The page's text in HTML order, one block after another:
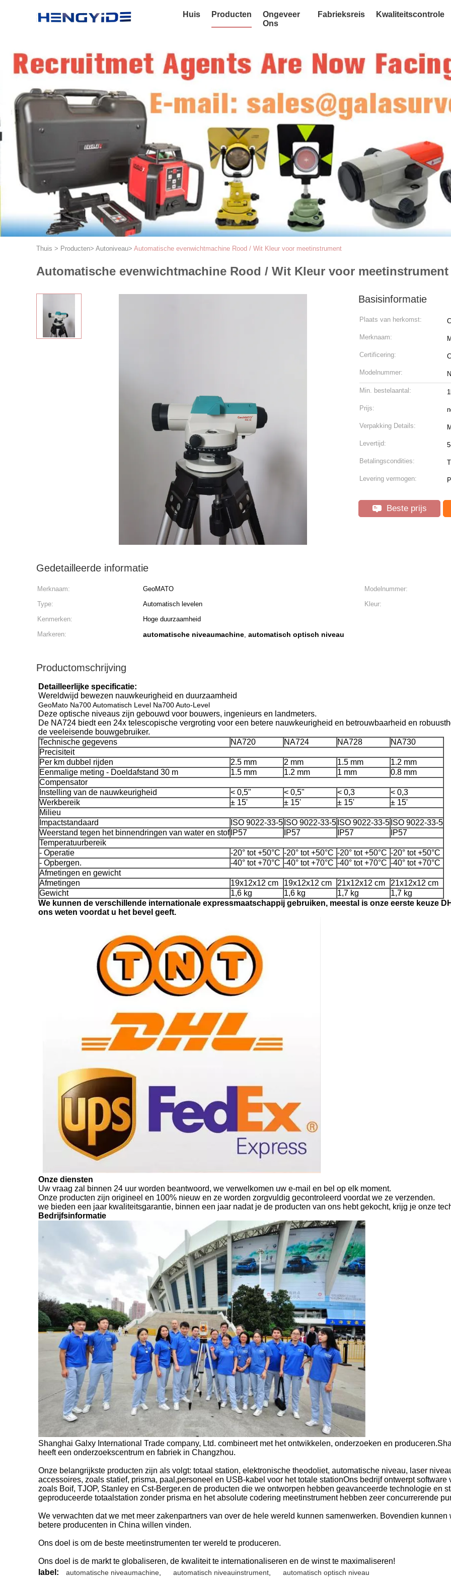
Huis Producten
Ongeveer
Ons
Fabrieksreis Kwaliteitscontrole
Thuis > Producten> Autoniveau> Automatische evenwichtmachine Rood / Wit Kleur voor meetinstrument
Automatische evenwichtmachine Rood / Wit Kleur voor meetinstrument
Basisinformatie
Plaats van herkomst:
Merknaam:
Certificering:
Modelnummer:
Min. bestelaantal:
Prijs:
Verpakking Details:
Levertijd:
Betalingscondities:
Levering vermogen:
Beste prijs
Gedetailleerde informatie
Merknaam: GeoMATO Modelnummer:
Type:
Automatisch levelen Kleur:
Kenmerken:
Hoge duurzaamheid
Markeren:
automatische niveaumachine, automatisch optisch niveau
Productomschrijving
Detailleerlijke specificatie:
Wereldwijd bewezen nauwkeurigheid en duurzaamheid
GeoMato Na700 Automatisch Level Na700 Auto-Level
Deze optische niveaus zijn gebouwd voor bouwers, ingenieurs en landmeters.
De NA724 biedt een 24x telescopische vergroting voor een betere nauwkeurigheid en betrouwbaarheid en
de veeleisende bouwgebruiker.
Technische gegevens
NA720 NA724 NA728
NA730
Precisiteit
Per km dubbel rijden
2.5 mm 2 mm 1.5 mm
1.2 mm
Eenmalige meting - Doeldafstand 30 m
1.5 mm 1.2 mm 1 mm
0.8 mm
Compensator
Instelling van de nauwkeurigheid
< 0,5" < 0,5" < 0,3
< 0,3
Werkbereik
± 15' ± 15' ± 15'
± 15'
Milieu
Impactstandaard
ISO 9022-33-5 ISO 9022-33-5 ISO 9022-33-5 ISO 9022-33-5
Weerstand tegen het binnendringen van water en stof IP57 IP57 IP57
IP57
Temperatuurbereik
- Operatie
-20° tot +50°C -20° tot +50°C -20° tot +50°C -20° tot +50°C
- Opbergen.
-40° tot +70°C -40° tot +70°C -40° tot +70°C -40° tot +70°C
Afmetingen en gewicht
Afmetingen
19x12x12 cm 19x12x12 cm 21x12x12 cm
21x12x12 cm
Gewicht
1,6 kg 1,6 kg 1,7 kg
1,7 kg
We kunnen de verschillende internationale expressmaatschappij gebruiken, meestal is onze eerste keuze
ons weten voordat u het bevel geeft.
Onze diensten
Uw vraag zal binnen 24 uur worden beantwoord, we verwelkomen uw e-mail en bel op elk moment.
Onze producten zijn origineel en 100% nieuw en ze worden zorgvuldig gecontroleerd voordat we ze verzenden.
we bieden een jaar kwaliteitsgarantie, binnen een jaar nadat je de producten van ons hebt gekocht, krijg je onze
Bedrijfsinformatie
Shanghai Galxy International Trade company, Ltd. combineert met het ontwikkelen, onderzoeken en
heeft een onderzoekscentrum en fabriek in Changzhou.
Onze belangrijkste producten zijn als volgt: totaal station, elektronische theodoliet, automatische niveau, laser
accessoires, zoals statief, prisma, paal,personeel en USB-kabel voor het totale stationOns bedrijf ontwerpt
zoals Boif, TJOP, Stanley en Cst-Berger.en de producten die we ontworpen hebben geavanceerde technologie en
geproduceerde totaalstation zonder prisma en het absolute codering meetinstrument hebben zeer concurrerende
We verwachten dat we met meer zakenpartners van over de hele wereld kunnen samenwerken. Bovendien
betere producenten in China willen vinden.
Ons doel is om de beste meetinstrumenten ter wereld te produceren.
Ons doel is de markt te globaliseren, de kwaliteit te internationaliseren en de winst te maximaliseren!
label:
automatische niveaumachine automatisch niveauinstrument automatisch optisch niveau